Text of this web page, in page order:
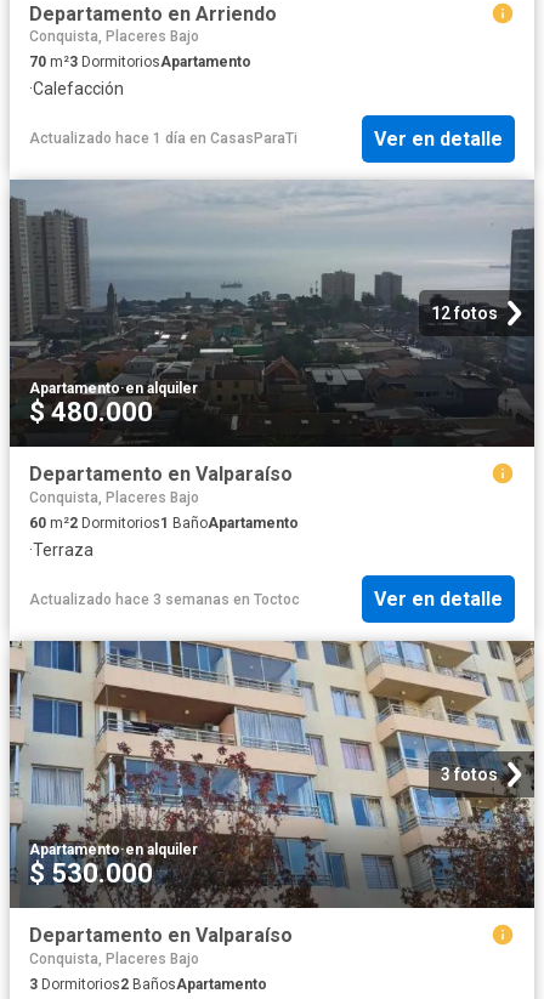
Departamento en Arriendo
Conquista, Placeres Bajo
70 m²3 DormitoriosApartamento
·Calefacción
Actualizado hace 1 día en CasasParaTi Ver en detalle
12 fotos
Apartamento·en alquiler
$ 480.000
Departamento en Valparaíso
Conquista, Placeres Bajo
60 m²2 Dormitorios1 BañoApartamento
·Terraza
Actualizado hace 3 semanas en Toctoc Ver en detalle
3 fotos
Apartamento·en alquiler
$ 530.000
Departamento en Valparaíso
Conquista, Placeres Bajo
3 Dormitorios2 BañosApartamento